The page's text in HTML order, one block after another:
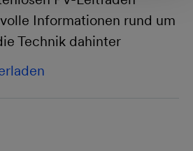
Informationen rund um
Technik dahinter